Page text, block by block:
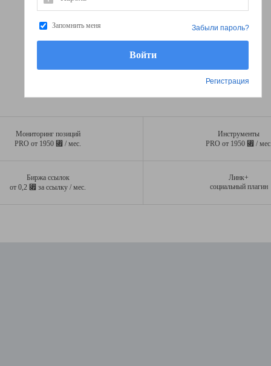
Мониторинг позиций
PRO от 1950 ⃏ / мес.
Инструменты
PRO от 1950 ⃏ / мес.
Биржа ссылок
от 0,2 ⃏ за ссылку / мес.
Линк+
социальный плагин
Запомнить меня
Регистрация
Забыли пароль?